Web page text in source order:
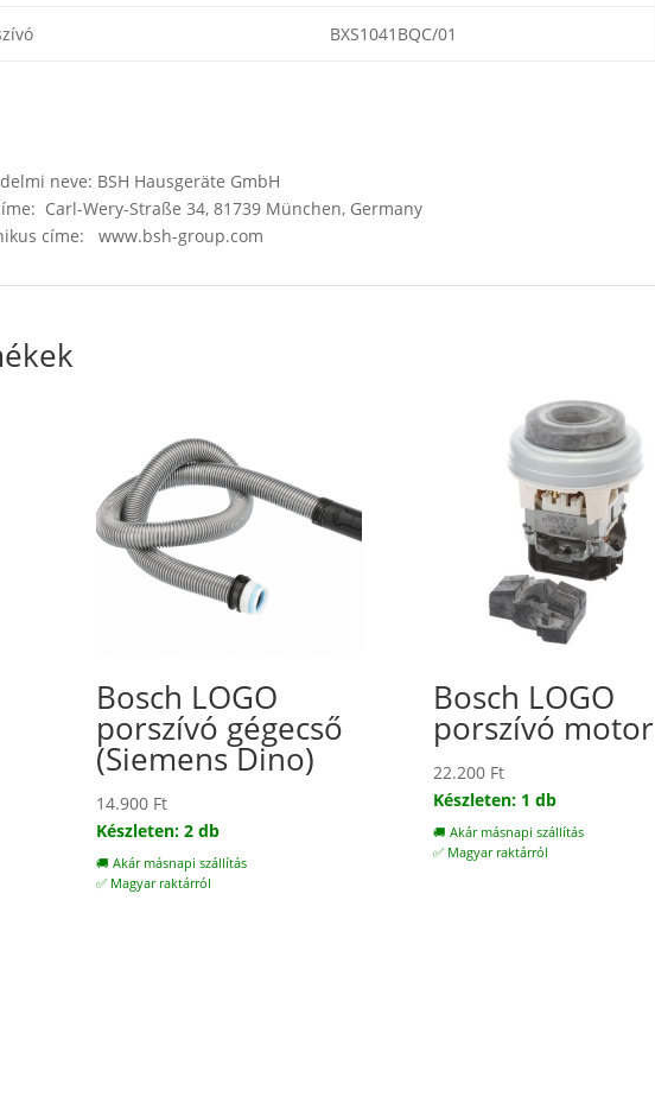
BXS1041BQC/01
neve: BSH Hausgeräte GmbH
Carl-Wery-Straße 34, 81739 München, Germany
címe: www.bsh-group.com
Bosch LOGO
porszívó gégecső
(Siemens Dino)
14.900 Ft
Készleten: 2 db
🚚 Akár másnapi szállítás
✅ Magyar raktárról
Bosch LOGO
porszívó motor
22.200 Ft
Készleten: 1 db
🚚 Akár másnapi szállítás
✅ Magyar raktárról